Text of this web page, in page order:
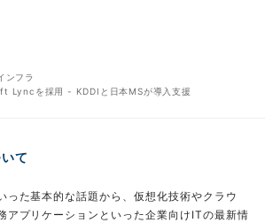
ンフラ
Lyncを採用 - KDDIと日本MSが導入支援
て
った基本的な話題から、仮想化技術やクラウ
アプリケーションといった企業向けITの最新情